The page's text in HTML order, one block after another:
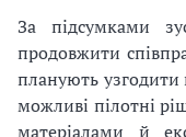
За підсумками
продовжити
планують
можливі пілотні
матеріалами й